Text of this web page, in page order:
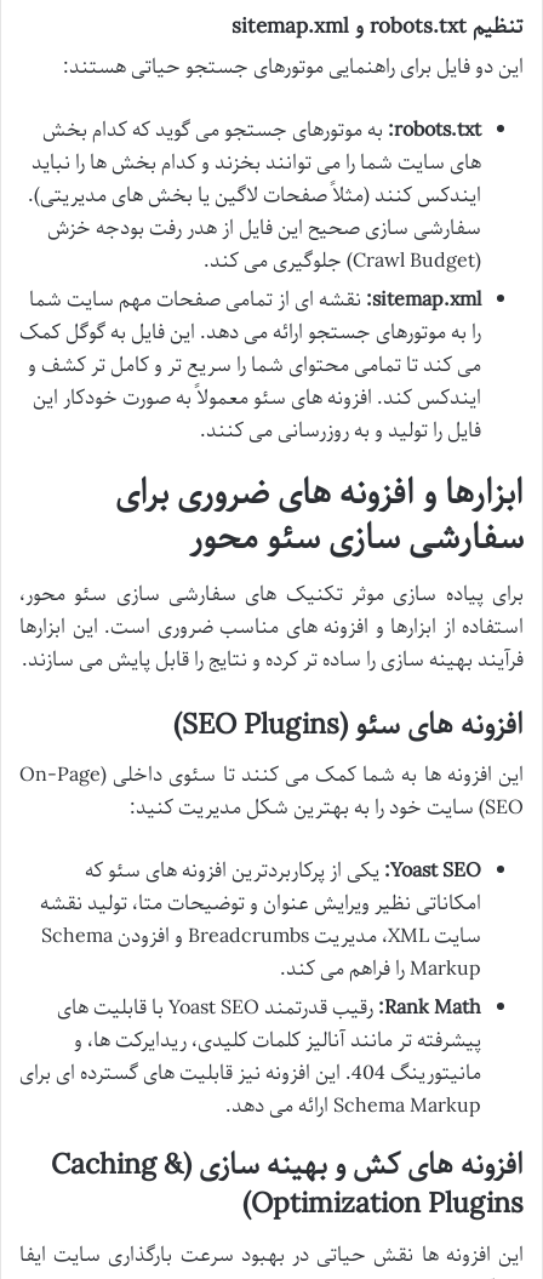
تنظیم robots.txt و sitemap.xml
این دو فایل برای راهنمایی موتورهای جستجو حیاتی هستند:
robots.txt: به موتورهای جستجو می گوید که کدام بخش
های سایت شما را می توانند بخزند و کدام بخش ها را نباید
ایندکس کنند (مثلاً صفحات لاگین یا بخش های مدیریتی).
سفارشی سازی صحیح این فایل از هدر رفت بودجه خزش
(Crawl Budget) جلوگیری می کند.
sitemap.xml: نقشه ای از تمامی صفحات مهم سایت شما
را به موتورهای جستجو ارائه می دهد. این فایل به گوگل کمک
می کند تا تمامی محتوای شما را سریع تر و کامل تر کشف و
ایندکس کند. افزونه های سئو معمولاً به صورت خودکار این
فایل را تولید و به روزرسانی می کنند.
ابزارها و افزونه های ضروری برای
سفارشی سازی سئو محور
برای پیاده سازی موثر تکنیک های سفارشی سازی سئو محور،
استفاده از ابزارها و افزونه های مناسب ضروری است. این ابزارها
فرآیند بهینه سازی را ساده تر کرده و نتایج را قابل پایش می سازند.
افزونه های سئو (SEO Plugins)
این افزونه ها به شما کمک می کنند تا سئوی داخلی (On-Page
SEO) سایت خود را به بهترین شکل مدیریت کنید:
Yoast SEO: یکی از پرکاربردترین افزونه های سئو که
امکاناتی نظیر ویرایش عنوان و توضیحات متا، تولید نقشه
سایت XML، مدیریت Breadcrumbs و افزودن Schema
Markup را فراهم می کند.
Rank Math:
رقیب قدرتمند Yoast SEO با قابلیت های
پیشرفته تر مانند آنالیز کلمات کلیدی، ریدایرکت ها، و
مانیتورینگ 404. این افزونه نیز قابلیت های گسترده ای برای
Schema Markup ارائه می دهد.
افزونه های کش و بهینه سازی (Caching &
Optimization Plugins)
این افزونه ها نقش حیاتی در بهبود سرعت بارگذاری سایت ایفا